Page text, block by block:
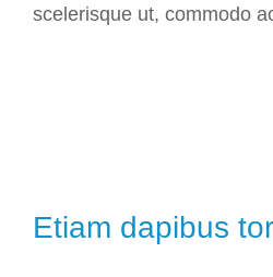
scelerisque ut, commodo
Etiam dapibus